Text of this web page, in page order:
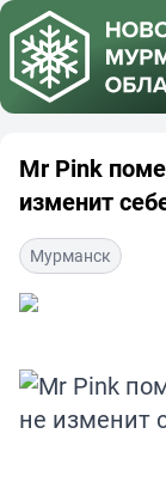
Mr Pink
изменит
Мурманск